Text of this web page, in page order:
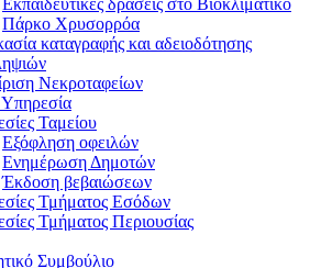
Εκπαιδευτικές δράσεις στο Βιοκλιματικό
Πάρκο Χρυσορρόα
καταγραφής και αδειοδότησης
Νεκροταφείων
Ταμείου
Εξόφληση οφειλών
Ενημέρωση Δημοτών
Έκδοση βεβαιώσεων
Τμήματος Εσόδων
Τμήματος Περιουσίας
Συμβούλιο